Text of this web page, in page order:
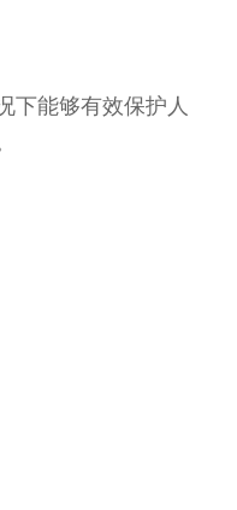
下能够有效保护人